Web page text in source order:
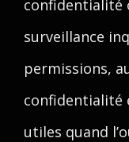
confidentialité
surveillance
permissions,
confidentialité
utiles quand